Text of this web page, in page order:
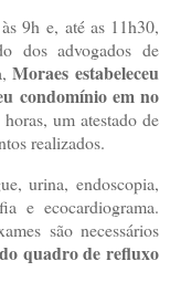
9h e, até as 11h30,
dos advogados de
Moraes estabeleceu
condomínio em no
um atestado de
realizados.
urina, endoscopia,
e ecocardiograma.
são necessários
quadro de refluxo